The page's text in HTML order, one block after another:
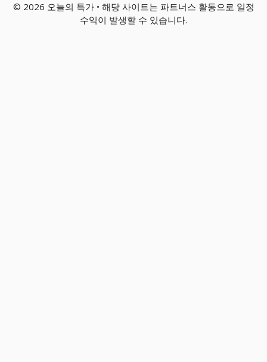
© 2026 오늘의 특가 • 해당 사이트는 파트너스 활동으로 일정
수익이 발생할 수 있습니다.